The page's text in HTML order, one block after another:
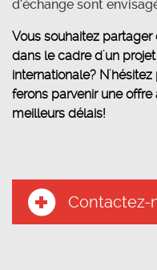
d'échange sont
Vous souhaitez
dans le cadre d'un
internationale?
ferons parvenir une
meilleurs délais!
Contactez-